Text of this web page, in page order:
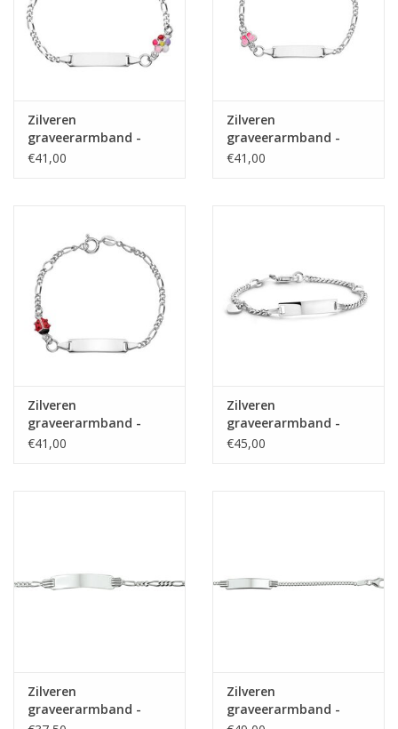
Zilveren
graveerarmband -
Gerhodineerd - Figaro
€41,00
Zilveren
graveerarmband -
Gerhodineerd - Figaro
€41,00
Zilveren
graveerarmband -
Gerhodineerd - Figaro
€41,00
Zilveren
graveerarmband -
Gourmet - Hartjes
€45,00
Zilveren
graveerarmband -
Zilveren
graveerarmband -